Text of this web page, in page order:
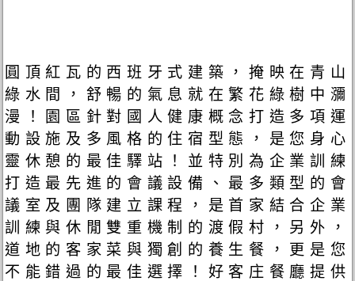
圓頂紅瓦的西班牙式建築，掩映在青山
綠水間，舒暢的氣息就在繁花綠樹中瀰
漫！園區針對國人健康概念打造多項運
動設施及多風格的住宿型態，是您身心
靈休憩的最佳驛站！並特別為企業訓練
打造最先進的會議設備、最多類型的會
議室及團隊建立課程，是首家結合企業
訓練與休閒雙重機制的渡假村，另外，
道地的客家菜與獨創的養生餐，更是您
不能錯過的最佳選擇！好客庄餐廳提供